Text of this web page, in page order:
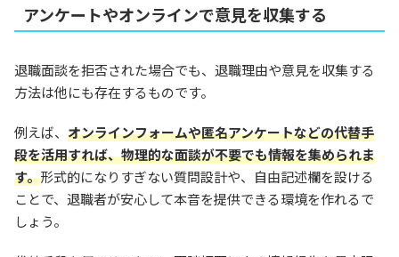
アンケートやオンラインで意見を収集する
退職面談を拒否された場合でも、退職理由や意見を収集する
方法は他にも存在するものです。
例えば、 オンラインフォームや匿名アンケートなどの代替手
段を活用すれば、物理的な面談が不要でも情報を集められま
す。形式的になりすぎない質問設計や、自由記述欄を設ける
ことで、退職者が安心して本音を提供できる環境を作れるで
しょう。